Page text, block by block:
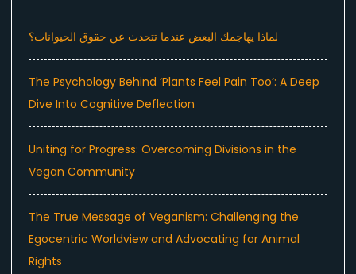
لماذا يهاجمك البعض عندما تتحدث عن حقوق الحيوانات؟
The Psychology Behind ‘Plants Feel Pain Too’: A Deep
Dive Into Cognitive Deflection
Uniting for Progress: Overcoming Divisions in the
Vegan Community
The True Message of Veganism: Challenging the
Egocentric Worldview and Advocating for Animal
Rights